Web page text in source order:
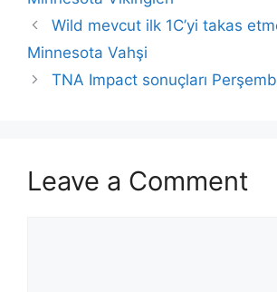
Wild mevcut ilk 1C’yi takas
Minnesota Vahşi
TNA Impact sonuçları
Leave a Comment